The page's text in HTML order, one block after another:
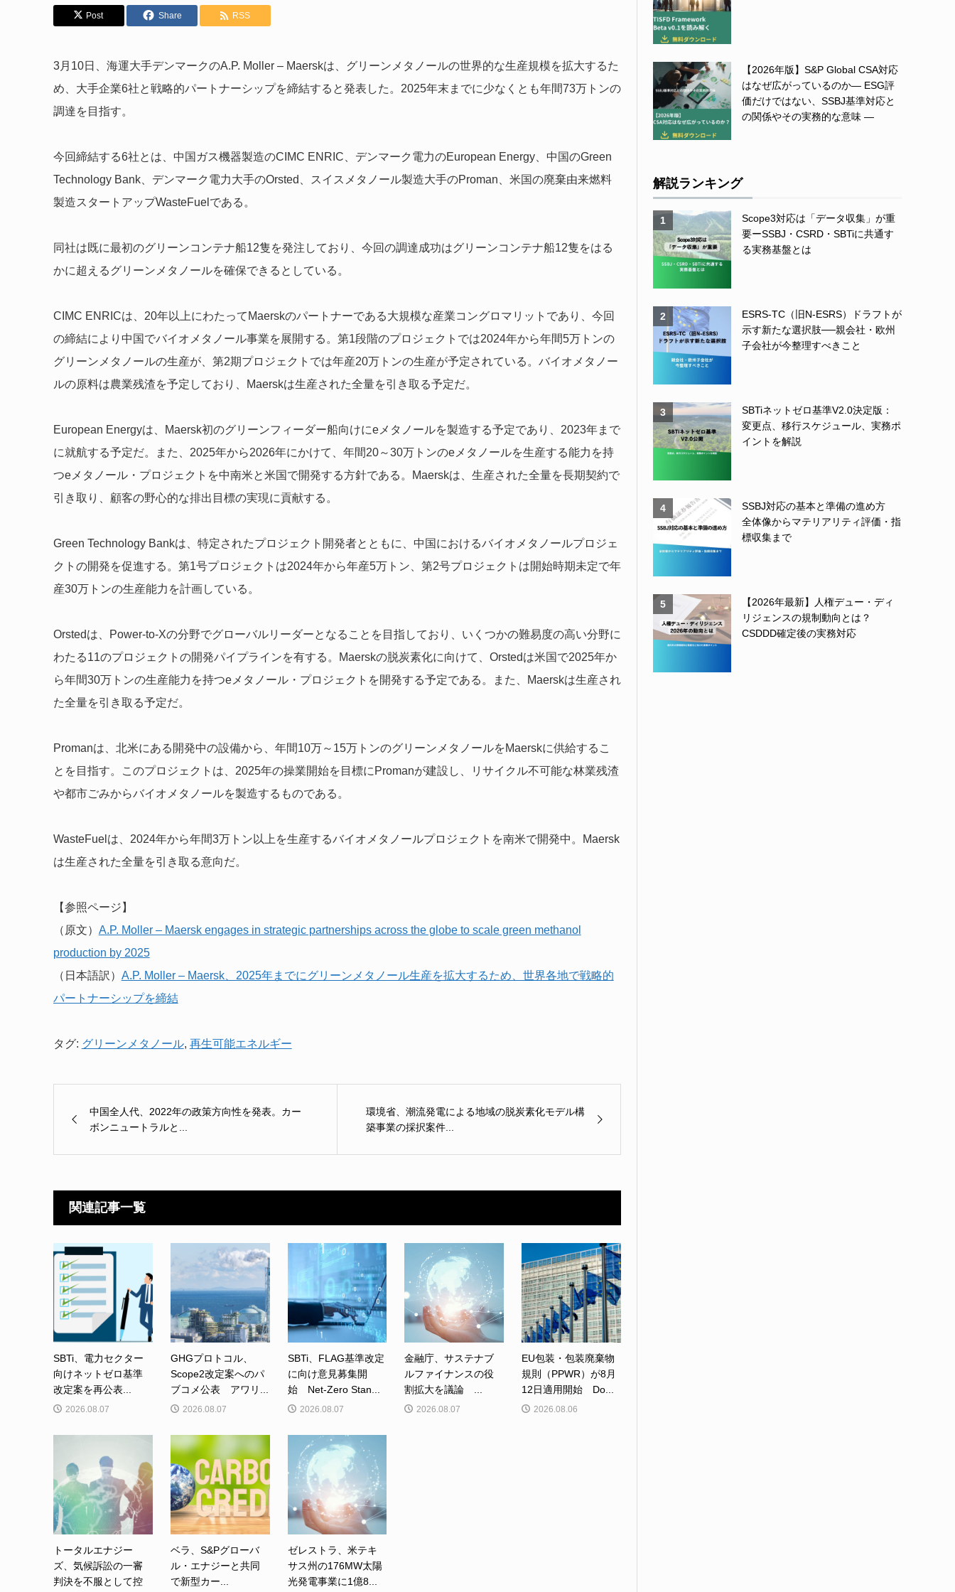
Post Share RSS
3月10日、海運大手デンマークのA.P. Moller – Maerskは、グリーンメタノールの世界的な生産規模を拡大するた
め、 大手企業6社と戦略的パートナーシップを締結すると発表した。2025年末までに少なくとも年間73万トンの
調達を目指す。
今回締結する6社とは、 中国 ガス機器製造のCIMC ENRIC、 デンマーク電力のEuropean Energy、 中国のGreen
Technology Bank、 デンマーク電力大手のOrsted、 スイス メタノール製造大手のProman、米国の廃棄由来燃料
製造スタートアップWasteFuelである。
同社は既に最初のグリーンコンテナ船12隻を発注しており、今回の調達成功はグリーンコンテナ船12隻をはる
かに超えるグリーンメタノールを確保できるとしている。
CIMC ENRICは、20年以上にわたって Maerskのパートナーである大規模な産業コングロマリットであり、今回
の締結により中国でバイオメタノール事業を展開する。第1段階のプロジェクトでは2024年から年間5万トンの
グリーンメタノールの生産が、第2期プロジェクトでは年産20万トンの生産が予定されている。バイオメタノー
ルの原料は農業残渣を予定しており、Maerskは生産された全量を引き取る予定だ。
European Energyは、
Maersk初のグリーンフィーダー船向けにeメタノールを製造する予定であり、2023年まで
に就航する予定だ。また、2025年から2026年にかけて、年間20～30万トンのeメタノールを生産する能力を持
つeメタノール・プロジェクトを中南米と米国で開発する方針である。
Maerskは、生産された全量を長期契約で
引き取り、顧客の野心的な排出目標の実現に貢献する。
Green Technology Bankは、特定されたプロジェクト開発者とともに、中国におけるバイオメタノールプロジェ
クトの開発を促進する。第1号プロジェクトは2024年から年産5万トン、第2号プロジェクトは開始時期未定で年
産30万トンの生産能力を計画している。
Orstedは、Power-to-Xの分野でグローバルリーダーとなることを目指しており、いくつかの難易度の高い分野に
わたる11のプロジェクトの開発パイプラインを有する。
Maerskの脱炭素化に向けて、 Orstedは米国で2025年か
ら年間30万トンの生産能力を持つeメタノール・プロジェクトを開発する予定である。また、
Maerskは生産され
た全量を引き取る予定だ。
Promanは、北米にある開発中の設備から、年間10万～15万トンのグリーンメタノールをMaerskに供給するこ
とを目指す。このプロジェクトは、2025年の操業開始を目標に Promanが建設し、リサイクル不可能な林業残渣
や都市ごみからバイオメタノールを製造するものである。
WasteFuelは、2024年から年間3万トン以上を生産するバイオメタノールプロジェクトを南米で開発中。Maersk
は生産された全量を引き取る意向だ。
【参照ページ】
（原文） A.P. Moller – Maersk engages in strategic partnerships across the globe to scale green methanol
production by 2025
（日本語訳） A.P. Moller – Maersk、2025年までにグリーンメタノール生産を拡大するため、世界各地で戦略的
パートナーシップを締結
タグ: グリーンメタノール, 再生可能エネルギー
中国全人代、2022年の政策方向性を発表。カー
ボンニュートラルと...
環境省、潮流発電による地域の脱炭素化モデル構
築事業の採択案件...
関連記事一覧
SBTi、電力セクター
向けネットゼロ基準
改定案を再公表...
2026.08.07
GHGプロトコル、
Scope2改定案へのパ
ブコメ公表 アワリ...
2026.08.07
SBTi、FLAG基準改定
に向け意見募集開
始 Net-Zero Stan...
2026.08.07
金融庁、サステナブ
ルファイナンスの役
割拡大を議論 ...
2026.08.07
EU包装・包装廃棄物
規則（PPWR）が8月
12日適用開始 Do...
2026.08.06
トータルエナジー
ズ、気候訴訟の一審
判決を不服として控
ベラ、S&Pグローバ
ル・エナジーと共同
で新型カー...
ゼレストラ、米テキ
サス州の176MW太陽
光発電事業に1億8...
【2026年版】S&P Global CSA対応
はなぜ広がっているのか― ESG評
価だけではない、SSBJ基準対応と
の関係やその実務的な意味 ―
解説ランキング
1
Scope3対応は「データ収集」が重
要ーSSBJ・CSRD・SBTiに共通す
る実務基盤とは
2
ESRS-TC（旧N-ESRS）ドラフトが
示す新たな選択肢──親会社・欧州
子会社が今整理すべきこと
3
SBTiネットゼロ基準V2.0決定版：
変更点、移行スケジュール、実務ポ
イントを解説
4
SSBJ対応の基本と準備の進め方
全体像からマテリアリティ評価・指
標収集まで
5
【2026年最新】人権デュー・ディ
リジェンスの規制動向とは？
CSDDD確定後の実務対応